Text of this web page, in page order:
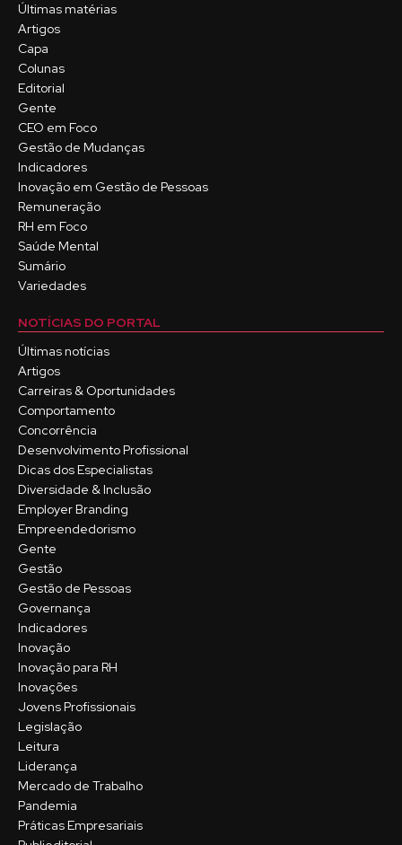
Últimas matérias
Artigos
Capa
Colunas
Editorial
Gente
CEO em Foco
Gestão de Mudanças
Indicadores
Inovação em Gestão de Pessoas
Remuneração
RH em Foco
Saúde Mental
Sumário
Variedades
NOTÍCIAS DO PORTAL
Últimas notícias
Artigos
Carreiras & Oportunidades
Comportamento
Concorrência
Desenvolvimento Profissional
Dicas dos Especialistas
Diversidade & Inclusão
Employer Branding
Empreendedorismo
Gente
Gestão
Gestão de Pessoas
Governança
Indicadores
Inovação
Inovação para RH
Inovações
Jovens Profissionais
Legislação
Leitura
Liderança
Mercado de Trabalho
Pandemia
Práticas Empresariais